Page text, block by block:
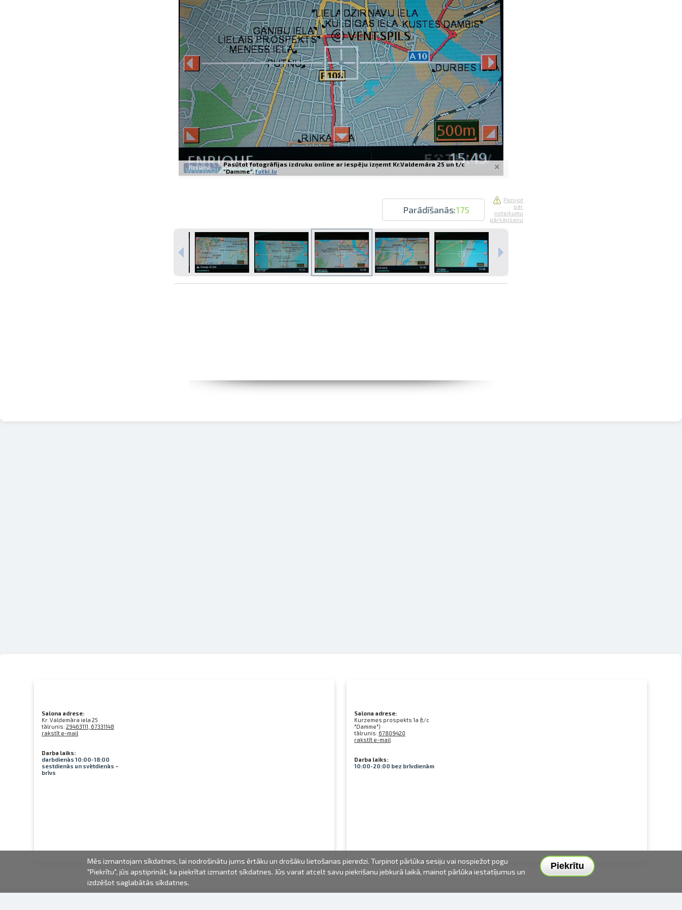
Izdrukas 1h laikā Rīgā – pasūtiet tiešsaistē
Dažādi formāti un papīra veidi jūsu foto
Piegāde visā Latvijā vai saņemšana klātienē
Reklāma
Pasūtot fotogrāfijas izdruku online ar iespēju izņemt Kr.Valdemāra 25 un t/c
"Damme". fotki.lv
Parādīšanās:175
Paziņot
par
noteikumu
pārkāpšanu
Salona adrese:
Kr. Valdemāra iela 25
tālrunis: 29463111, 67331148
rakstīt e-mail
Darba laiks:
darbdienās 10:00-18:00
sestdienās un svētdienās –
brīvs
Salona adrese:
Kurzemes prospekts 1a (t/c
"Damme")
tālrunis: 67809420
rakstīt e-mail
Darba laiks:
10:00-20:00 bez brīvdienām
Piekrītu
Mēs izmantojam sīkdatnes, lai nodrošinātu jums ērtāku un drošāku lietošanas pieredzi. Turpinot pārlūka sesiju vai nospiežot pogu
"Piekrītu", jūs apstiprināt, ka piekrītat izmantot sīkdatnes. Jūs varat atcelt savu piekrišanu jebkurā laikā, mainot pārlūka iestatījumus un
izdzēšot saglabātās sīkdatnes.